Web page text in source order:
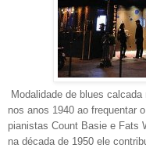
Modalidade de blues
nos anos 1940 ao frequentar
pianistas Count Basie e Fats
na década de 1950 ele